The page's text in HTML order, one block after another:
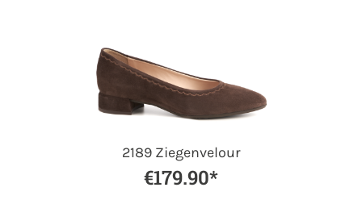
2189 Ziegenvelour
€179.90*